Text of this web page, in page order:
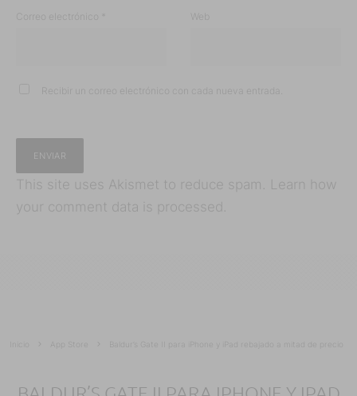
Correo electrónico Web
Recibir un correo electrónico con cada nueva entrada.
This site uses Akismet to reduce spam.
Learn how
your comment data is processed.
App Store Baldur’s Gate II para iPhone y iPad rebajado a mitad de precio